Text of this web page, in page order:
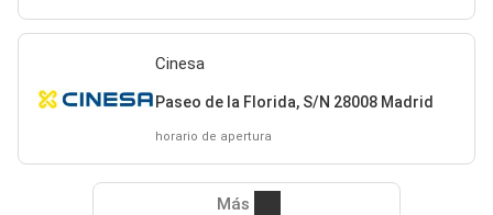
Cinesa
Paseo de la Florida, S/N 28008 Madrid
horario de apertura
Más